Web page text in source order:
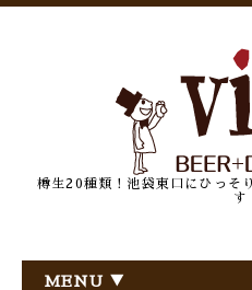
樽生20種類！池袋東口にひっそ
す
MENU ▼